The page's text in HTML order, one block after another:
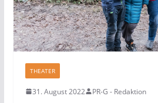
THEATER
31. August 2022 PR-G - Redaktion